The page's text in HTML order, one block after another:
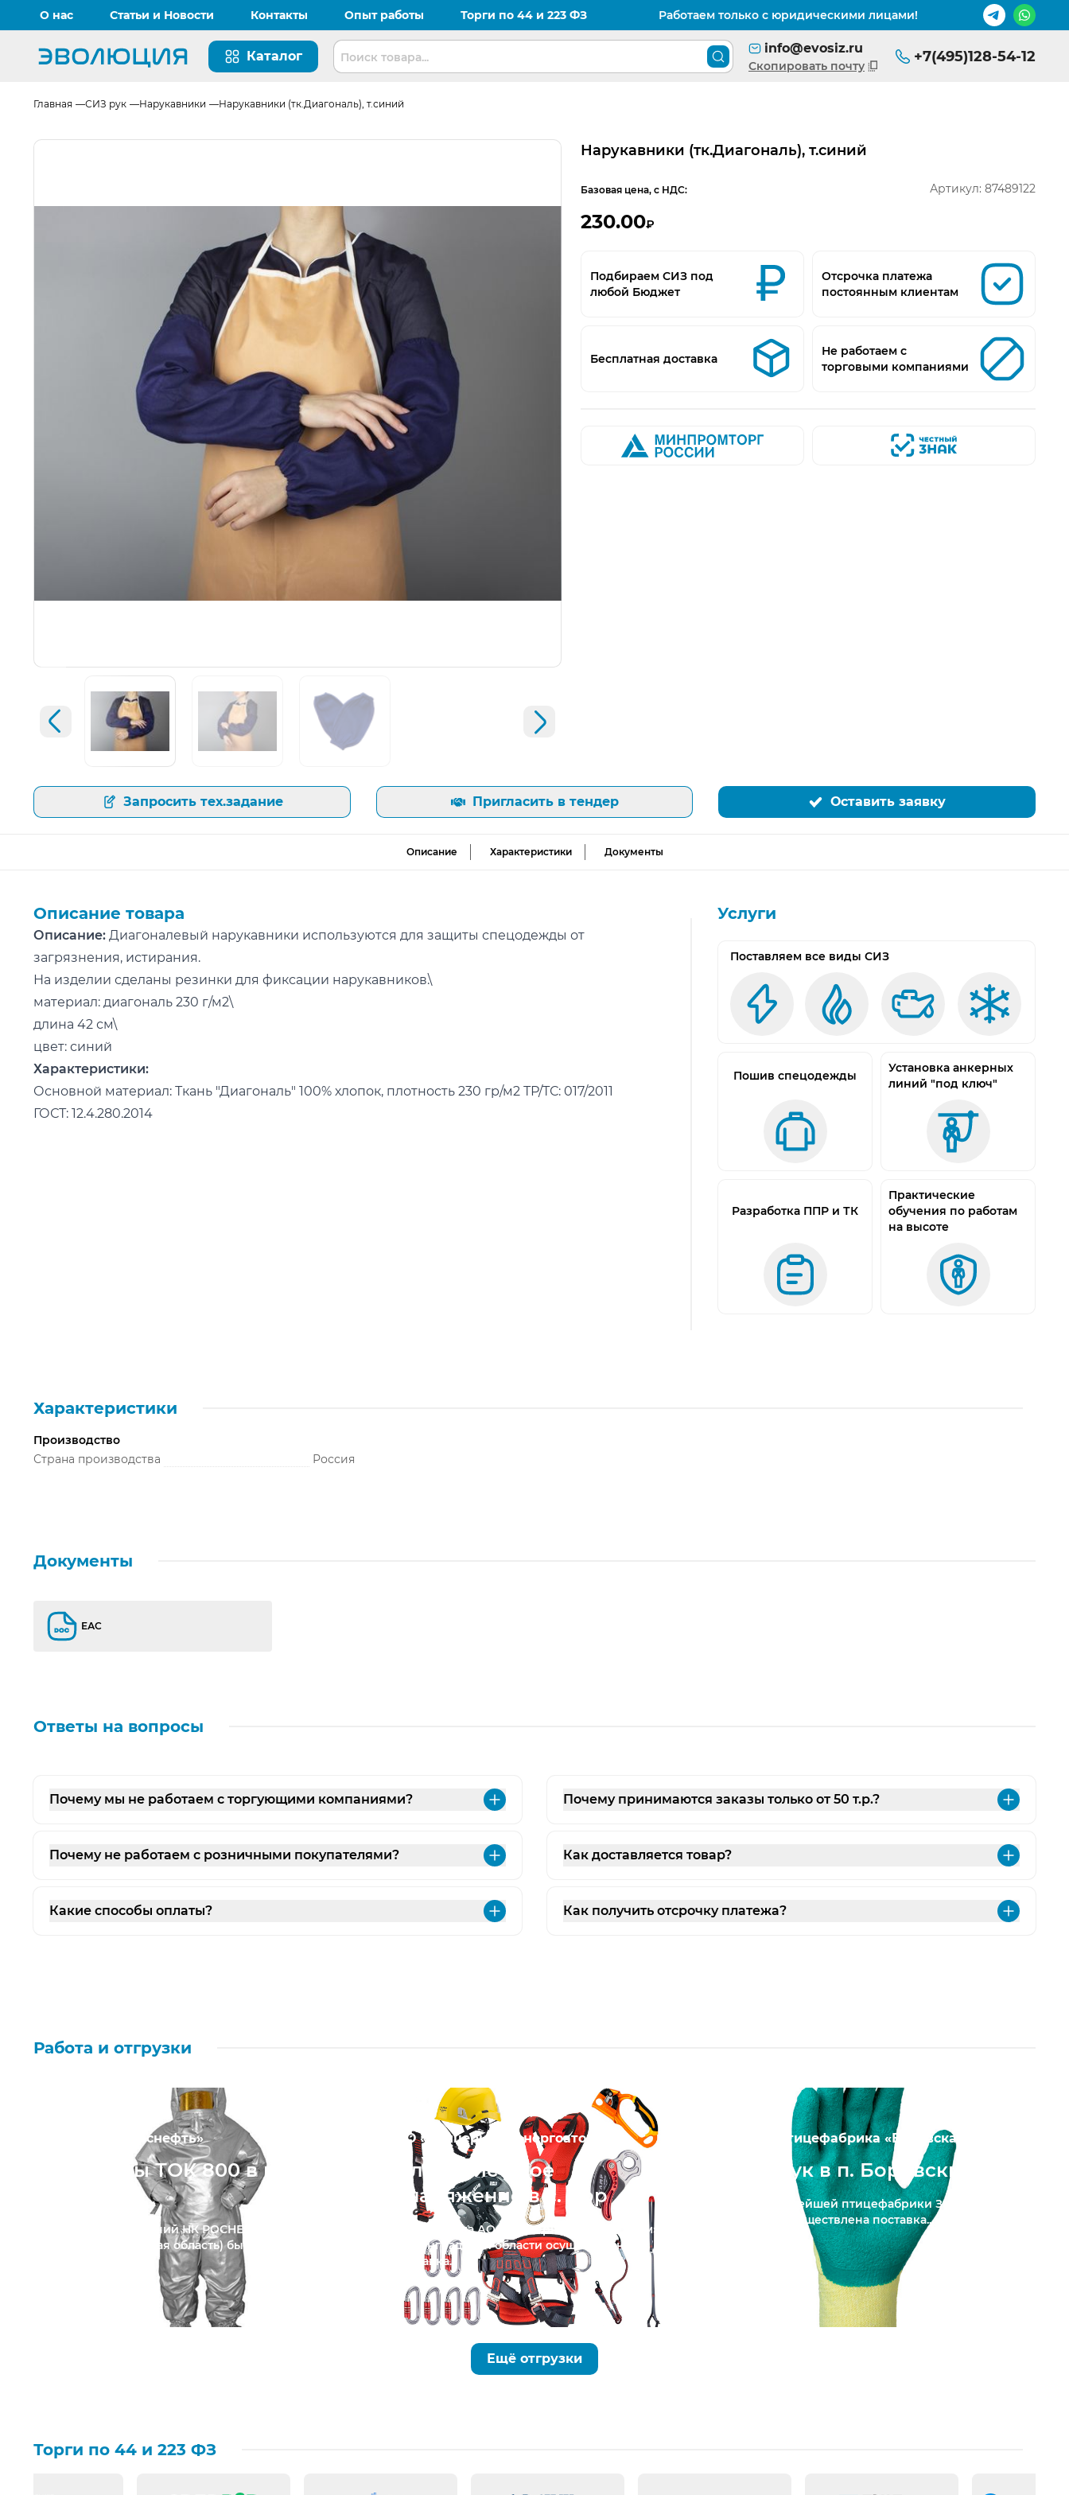
О нас Статьи и Новости Контакты Опыт работы Торги по 44 и 223 ФЗ Работаем только с юридическими лицами!
Перейти на главную страницу
Каталог
Поиск товара по каталогу
info@evosiz.ru
Скопировать почту
+7(495)128-54-12
Главная СИЗ рук Нарукавники Нарукавники (тк.Диагональ), т.синий
Открыть изображение
Предыдущий слайд
Следующий слайд
Открыть изображение
Увеличить изображение
Нарукавники (тк.Диагональ), т.синий
Базовая цена, с НДС:
230.00₽
Артикул: 87489122
Подбираем СИЗ под
любой Бюджет
Отсрочка платежа
постоянным клиентам
Бесплатная доставка
Не работаем с
торговыми компаниями
Запросить тех.задание Пригласить в тендер Оставить заявку
Описание Характеристики Документы
Описание товара
Описание: Диагоналевый нарукавники используются для защиты спецодежды от
загрязнения, истирания.
На изделии сделаны резинки для фиксации нарукавников.\
материал: диагональ 230 г/м2\
длина 42 см\
цвет: синий
Характеристики:
Основной материал: Ткань "Диагональ" 100% хлопок, плотность 230 гр/м2 ТР/ТС: 017/2011
ГОСТ: 12.4.280.2014
Услуги
Поставляем все виды СИЗ
Пошив спецодежды
Установка анкерных
линий "под ключ"
Разработка ППР и ТК
Практические
обучения по работам
на высоте
Характеристики
Производство
Страна производства
Россия
Документы
ЕАС
Ответы на вопросы
Почему мы не работаем с торгующими компаниями? РазвернутьПочему принимаются заказы только от 50 т.р.?
Почему не работаем с розничными покупателями? РазвернутьКак доставляется товар?
Какие способы оплаты? РазвернутьКак получить отсрочку платежа?
Работа и отгрузки
ПАО «НК «Роснефть»
Костюмы ТОК 800 в п.
Для подразделений НК РОСНЕФТЬ в п.
Туртас (Тюменская область) была...
АО «Концерн Росэнергоатом»
Альпинистское
снаряжение в с. Бор
Для филиала АО «Концерн Росэнергоатом» в
Ленинградской области осуществлена
поставка...
ПАО «Птицефабрика «Боровская»
Сиз рук в п. Боровский
Для крупнейшей птицефабрики Западной
Сибири осуществлена поставка...
Ещё отгрузки
Торги по 44 и 223 ФЗ